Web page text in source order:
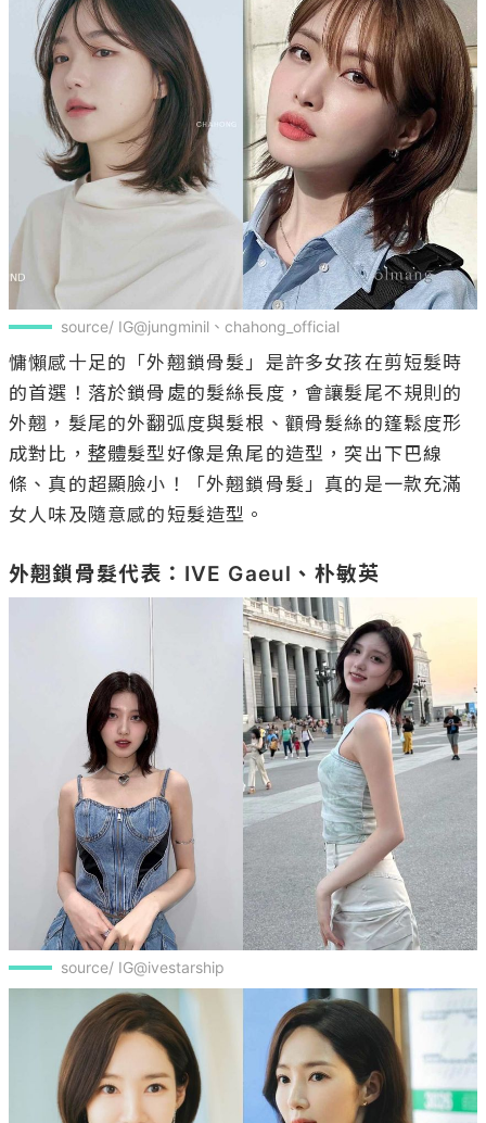
source/ IG@jungminil、chahong_official
慵懶感十足的「外翹鎖骨髮」是許多女孩在剪短髮時
的首選！落於鎖骨處的髮絲長度，會讓髮尾不規則的
外翹，髮尾的外翻弧度與髮根、顴骨髮絲的篷鬆度形
成對比，整體髮型好像是魚尾的造型，突出下巴線
條、真的超顯臉小！「外翹鎖骨髮」真的是一款充滿
女人味及隨意感的短髮造型。
外翹鎖骨髮代表：IVE Gaeul、朴敏英
source/ IG@ivestarship